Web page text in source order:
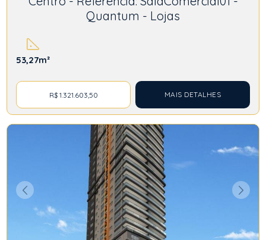
Quantum - Lojas
53,27m²
R$ 1.321.603,50 MAIS DETALHES